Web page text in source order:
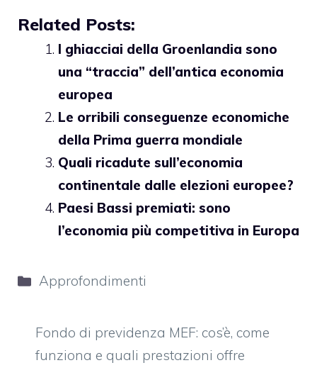
Related Posts:
I ghiacciai della Groenlandia sono
una “traccia” dell’antica economia
europea
Le orribili conseguenze economiche
della Prima guerra mondiale
Quali ricadute sull’economia
continentale dalle elezioni europee?
Paesi Bassi premiati: sono
l’economia più competitiva in Europa
Categorie
Approfondimenti
Fondo di previdenza MEF: cos’è, come
funziona e quali prestazioni offre